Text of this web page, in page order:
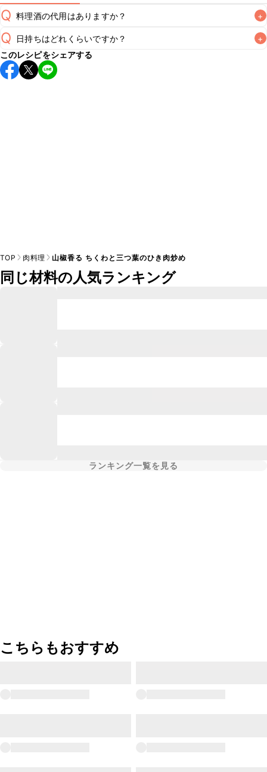
Q 料理酒の代用はありますか？ +
A
Q 日持ちはどれくらいですか？ +
保存期間は冷蔵で翌日中が目安です。なるべくお早めにお召
し上がりください。
このレシピをシェアする
TOP 肉料理 山椒香る ちくわと三つ葉のひき肉炒め
同じ材料の人気ランキング
ランキング一覧を見る
こちらもおすすめ